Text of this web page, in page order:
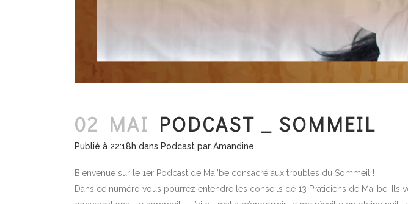
02 MAI PODCAST _ SOMMEIL
Publié à 22:18h dans Podcast par Amandine
Bienvenue sur le 1er Podcast de Mai’be consacré aux troubles du Sommeil !
Dans ce numéro vous pourrez entendre les conseils de 13 Praticiens de Mai’be.